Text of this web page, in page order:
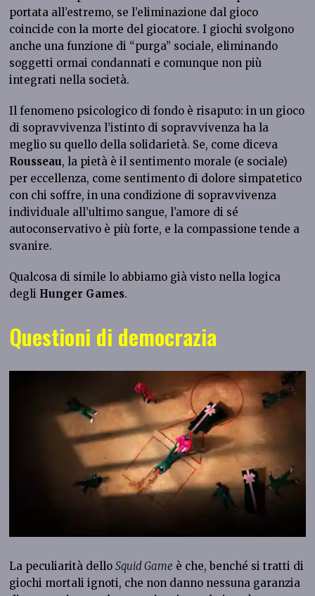
portata all’estremo, se l’eliminazione dal gioco
coincide con la morte del giocatore. I giochi svolgono
anche una funzione di “purga” sociale, eliminando
soggetti ormai condannati e comunque non più
integrati nella società.
Il fenomeno psicologico di fondo è risaputo: in un gioco
di sopravvivenza l’istinto di sopravvivenza ha la
meglio su quello della solidarietà. Se, come diceva
Rousseau, la pietà è il sentimento morale (e sociale)
per eccellenza, come sentimento di dolore simpatetico
con chi soffre, in una condizione di sopravvivenza
individuale all’ultimo sangue, l’amore di sé
autoconservativo è più forte, e la compassione tende a
svanire.
Qualcosa di simile lo abbiamo già visto nella logica
degli Hunger Games.
Questioni di democrazia
La peculiarità delloSquid Game è che, benché si tratti di
giochi mortali ignoti, che non danno nessuna garanzia